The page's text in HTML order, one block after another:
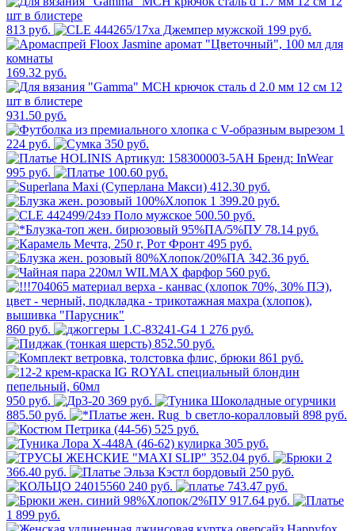
813 руб. 199 руб.
169.32 руб.
931.50 руб.
1
224 руб.
350 руб.
995 руб.
100.60 руб.
412.30 руб.
1 399.20 руб.
500.50 руб.
78.14 руб.
495 руб.
342.36 руб.
560 руб.
860 руб.
1 276 руб.
852.50 руб.
861 руб.
950 руб.
369 руб.
885.50 руб.
898 руб.
525 руб.
305 руб.
352.04 руб.
2
366.40 руб.
250 руб.
240 руб.
743.47 руб.
917.64 руб.
1 899 руб.